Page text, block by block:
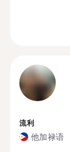
流利
他加禄语